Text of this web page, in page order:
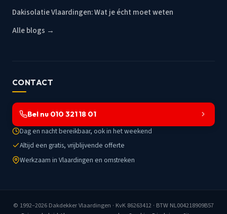
Dakisolatie Vlaardingen: Wat je écht moet weten
Alle blogs →
CONTACT
Bel nu 010 321 18 01
Dag en nacht bereikbaar, ook in het weekend
Altijd een gratis, vrijblijvende offerte
Werkzaam in Vlaardingen en omstreken
© 1992–2026 Dakdekker Vlaardingen · KvK 86263412 · BTW NL004218909B57